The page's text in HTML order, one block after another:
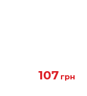
107 грн